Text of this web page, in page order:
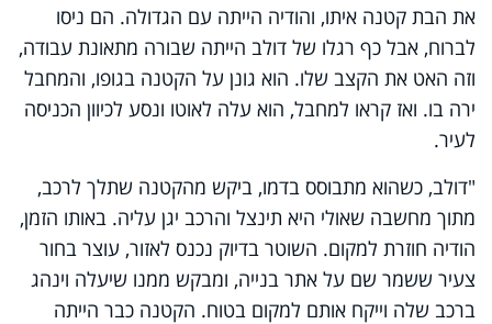
את הבת קטנה איתו, והודיה הייתה עם הגדולה. הם ניסו
לברוח, אבל כף רגלו של דולב הייתה שבורה מתאונת עבודה,
וזה האט את הקצב שלו. הוא גונן על הקטנה בגופו, והמחבל
ירה בו. ואז קראו למחבל, הוא עלה לאוטו ונסע לכיוון הכניסה
לעיר.
"דולב, כשהוא מתבוסס בדמו, ביקש מהקטנה שתלך לרכב,
מתוך מחשבה שאולי היא תינצל והרכב יגן עליה. באותו הזמן,
הודיה חוזרת למקום. השוטר בדיוק נכנס לאזור, עוצר בחור
צעיר ששמר שם על אתר בנייה, ומבקש ממנו שיעלה וינהג
ברכב שלה וייקח אותם למקום בטוח. הקטנה כבר הייתה